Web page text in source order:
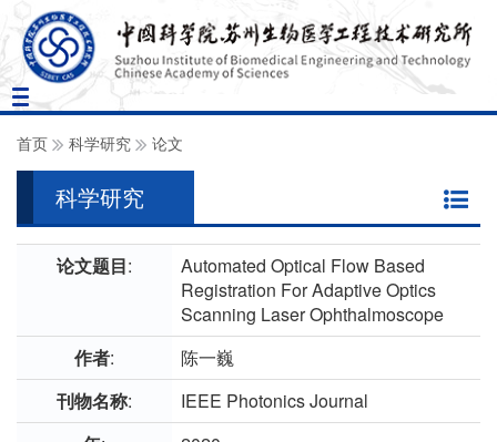
Toggle
navigation
首页 科学研究 论文
科学研究
论文题目:
Automated Optical Flow Based
Registration For Adaptive Optics
Scanning Laser Ophthalmoscope
作者:
陈一巍
刊物名称:
IEEE Photonics Journal